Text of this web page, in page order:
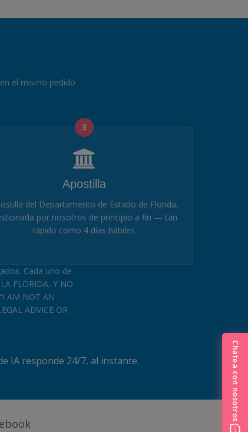
el mismo pedido
3
Apostilla
del Departamento de Estado de Florida,
por nosotros de principio a fin — tan
rápido como 4 días hábiles.
Cada uno de
FLORIDA, Y NO
AM NOT AN
ADVICE OR
IA responde 24/7, al instante. Chatea con nosotros